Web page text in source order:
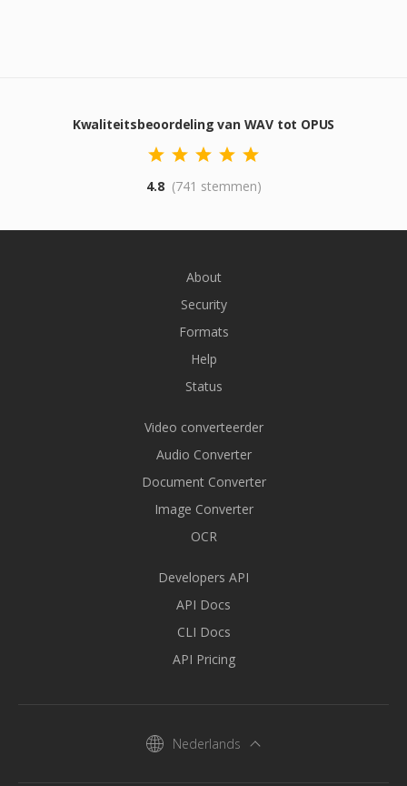
Kwaliteitsbeoordeling van WAV tot OPUS
4.8 (741 stemmen)
About
Security
Formats
Help
Status
Video converteerder
Audio Converter
Document Converter
Image Converter
OCR
Developers API
API Docs
CLI Docs
API Pricing
Nederlands